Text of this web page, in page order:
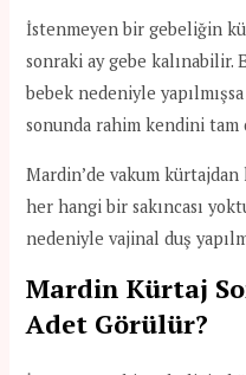
İstenmeyen bir gebeliğin
sonraki ay gebe
bebek nedeniyle
sonunda rahim kendini tam
Mardin’de vakum kürtajdan
her hangi bir sakıncası
nedeniyle vajinal duş
Mardin Kürtaj
Adet Görülür?